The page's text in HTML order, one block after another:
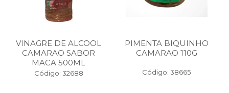
VINAGRE DE ALCOOL
CAMARAO SABOR
MACA 500ML
Código: 32688
PIMENTA BIQUINHO
CAMARAO 110G
Código: 38665